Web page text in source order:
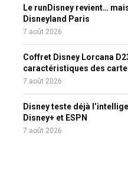
Le runDisney revient…
Disneyland Paris
7 août 2026
Coffret Disney Lorcana
caractéristiques des
7 août 2026
Disney teste déjà
Disney+ et ESPN
7 août 2026